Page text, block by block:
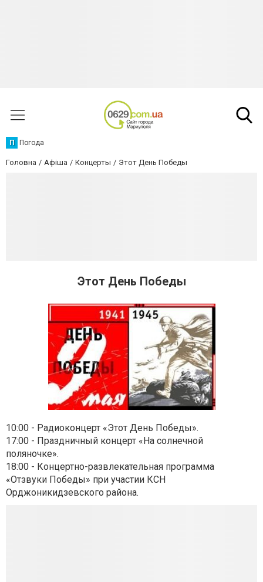
П Погода
Головна Афіша Концерты Этот День Победы
Этот День Победы
10:00 - Радиоконцерт «Этот День Победы».
17:00 - Праздничный концерт «На солнечной
поляночке».
18:00 - Концертно-развлекательная программа
«Отзвуки Победы» при участии КСН
Орджоникидзевского района.